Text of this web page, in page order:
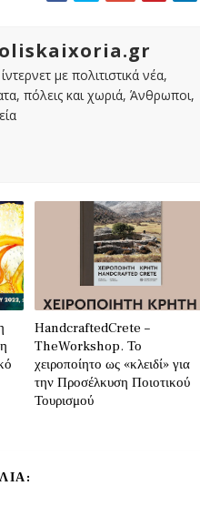
με πολιτιστικά νέα,
πόλεις και χωριά, Άνθρωποι,
HandcraftedCrete –
TheWorkshop. Το
χειροποίητο ως «κλειδί» για
την Προσέλκυση Ποιοτικού
Τουρισμού